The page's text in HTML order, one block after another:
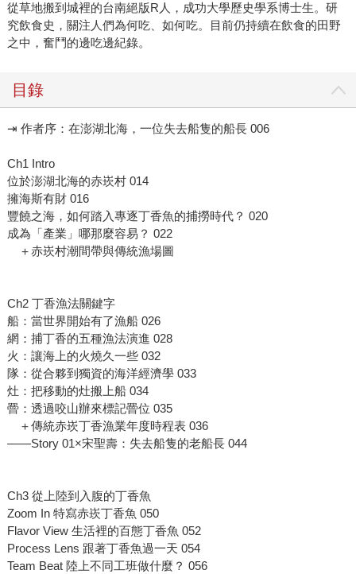
從草地搬到城裡的台南絕版R人，成功大學歷史學系博士生。研
究飲食史，關注人們為何吃、如何吃。目前仍持續在飲食的田野
之中，奮鬥的邊吃邊紀錄。
目錄
⇥ 作者序：在澎湖北海，一位失去船隻的船長 006
Ch1 Intro
位於澎湖北海的赤崁村 014
擁海斯有財 016
豐饒之海，如何踏入專逐丁香魚的捕撈時代？ 020
成為「產業」哪那麼容易？ 022
＋赤崁村潮間帶與傳統漁場圖
Ch2 丁香漁法關鍵字
船：當世界開始有了漁船 026
網：捕丁香的五種漁法演進 028
火：讓海上的火燒久一些 032
隊：從合夥到獨資的海洋經濟學 033
灶：把移動的灶搬上船 034
罾：透過咬山辦來標記罾位 035
＋傳統赤崁丁香漁業年度時程表 036
——Story 01×宋聖壽：失去船隻的老船長 044
Ch3 從上陸到入腹的丁香魚
Zoom In 特寫赤崁丁香魚 050
Flavor View 生活裡的百態丁香魚 052
Process Lens 跟著丁香魚過一天 054
Team Beat 陸上不同工班做什麼？ 056